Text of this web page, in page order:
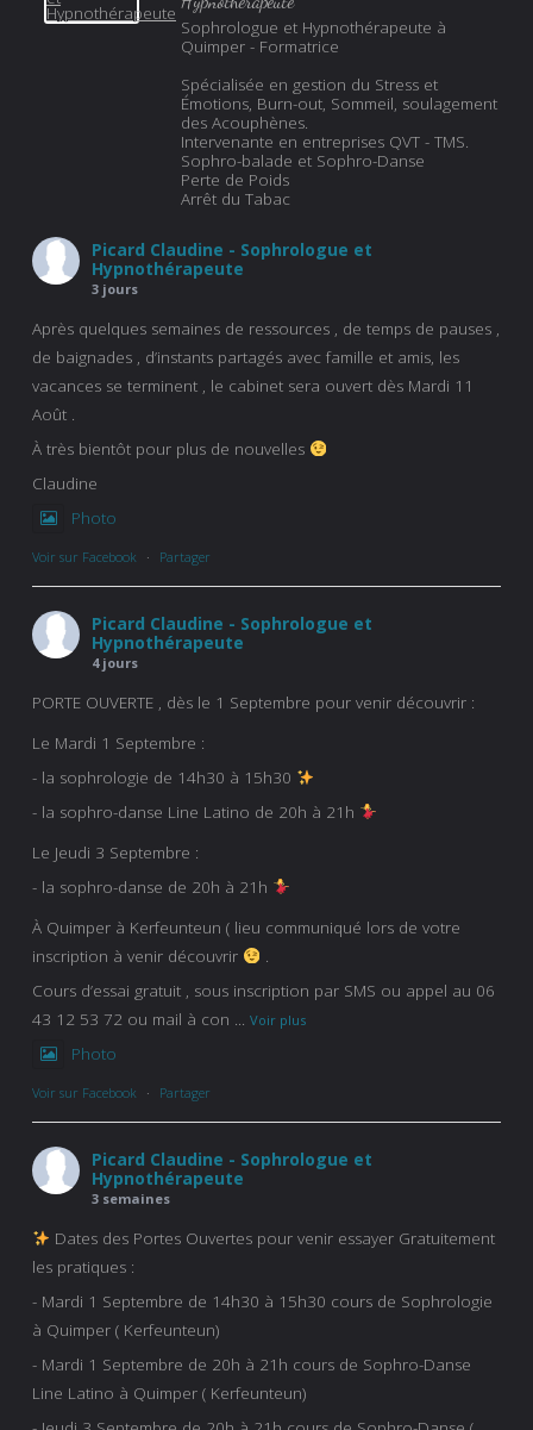
Sophrologue et Hypnothérapeute à
Quimper - Formatrice
Spécialisée en gestion du Stress et
Émotions, Burn-out, Sommeil, soulagement
des Acouphènes.
Intervenante en entreprises QVT - TMS.
Sophro-balade et Sophro-Danse
Perte de Poids
Arrêt du Tabac
Picard Claudine - Sophrologue et
Hypnothérapeute
3 jours
Après quelques semaines de ressources , de temps de pauses ,
de baignades , d’instants partagés avec famille et amis, les
vacances se terminent , le cabinet sera ouvert dès Mardi 11
Août .
À très bientôt pour plus de nouvelles
Claudine
Photo
Voir sur Facebook · Partager
Picard Claudine - Sophrologue et
Hypnothérapeute
4 jours
PORTE OUVERTE , dès le 1 Septembre pour venir découvrir :
Le Mardi 1 Septembre :
- la sophrologie de 14h30 à 15h30
- la sophro-danse Line Latino de 20h à 21h
Le Jeudi 3 Septembre :
- la sophro-danse de 20h à 21h
À Quimper à Kerfeunteun ( lieu communiqué lors de votre
inscription à venir découvrir
.
Cours d’essai gratuit , sous inscription par SMS ou appel au 06
43 12 53 72 ou mail à con ... Voir plus
Photo
Voir sur Facebook · Partager
Picard Claudine - Sophrologue et
Hypnothérapeute
3 semaines
Dates des Portes Ouvertes pour venir essayer Gratuitement
les pratiques :
- Mardi 1 Septembre de 14h30 à 15h30 cours de Sophrologie
à Quimper ( Kerfeunteun)
- Mardi 1 Septembre de 20h à 21h cours de Sophro-Danse
Line Latino à Quimper ( Kerfeunteun)